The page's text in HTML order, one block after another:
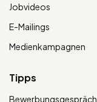
Jobvideos
E-Mailings
Medienkampagnen
Tipps
Bewerbungsgespräch